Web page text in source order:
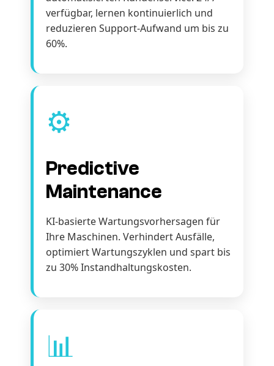
verfügbar, lernen kontinuierlich und
reduzieren Support-Aufwand um bis zu
60%.
⚙️
Predictive
Maintenance
KI-basierte Wartungsvorhersagen für
Ihre Maschinen. Verhindert Ausfälle,
optimiert Wartungszyklen und spart bis
zu 30% Instandhaltungskosten.
📊